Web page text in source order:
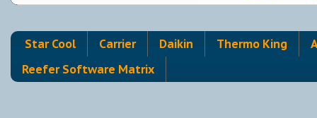
Star Cool Carrier Daikin Thermo King
Reefer Software Matrix